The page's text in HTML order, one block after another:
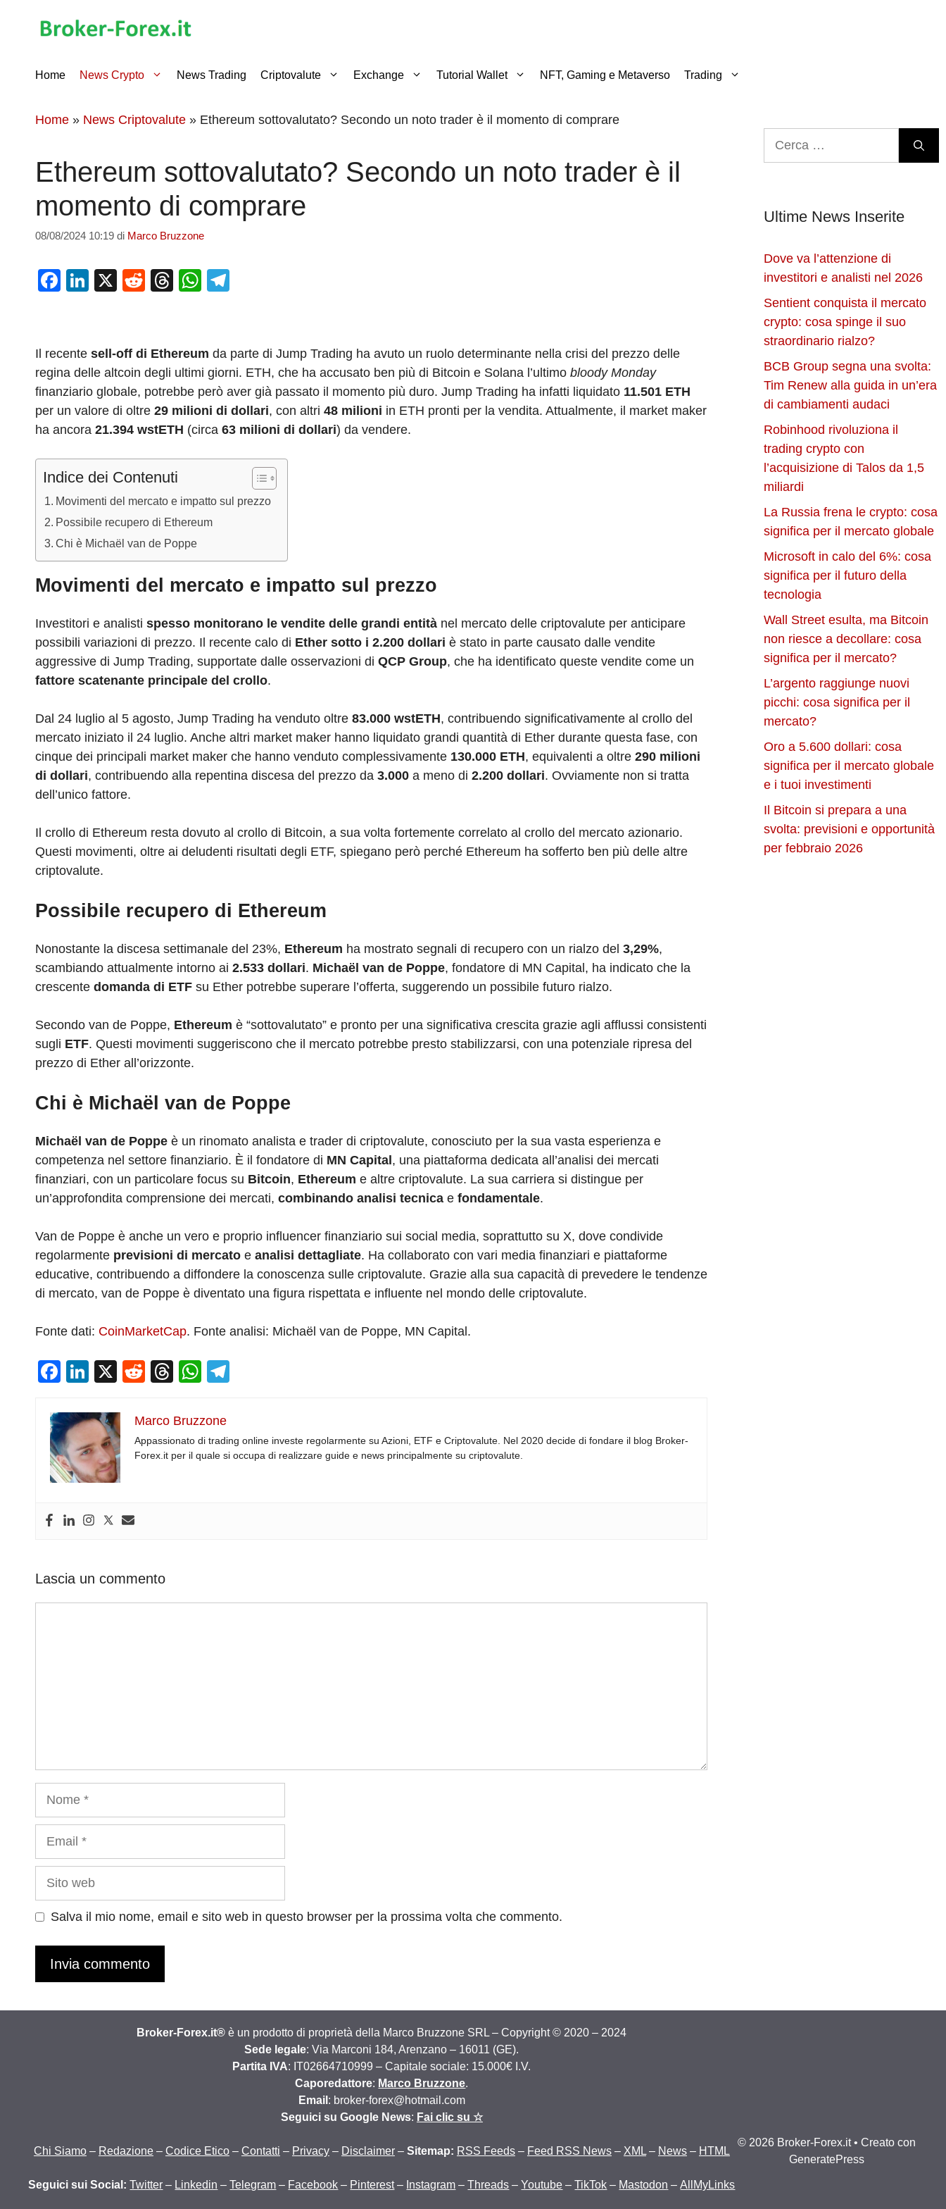
Home News Crypto News Trading Criptovalute Exchange Tutorial Wallet NFT, Gaming e Metaverso Trading
Home » News Criptovalute » Ethereum sottovalutato? Secondo un noto trader è il momento di comprare
Ethereum sottovalutato? Secondo un noto trader è il
momento di comprare
08/08/2024 10:19 di Marco Bruzzone
F
e
b
o
o
k
Li
e
dI
n
X
R
di
t
T
a
d
s
W
s
A
p
p
gr
a
m
Il recente sell-off di Ethereum da parte di Jump Trading ha avuto un ruolo determinante nella crisi del prezzo delle
regina delle altcoin degli ultimi giorni. ETH, che ha accusato ben più di Bitcoin e Solana l’ultimo bloody Monday
finanziario globale, potrebbe però aver già passato il momento più duro. Jump Trading ha infatti liquidato 11.501 ETH
per un valore di oltre 29 milioni di dollari, con altri 48 milioni in ETH pronti per la vendita. Attualmente, il market maker
ha ancora 21.394 wstETH (circa 63 milioni di dollari) da vendere.
Indice dei Contenuti
Movimenti del mercato e impatto sul prezzo
Possibile recupero di Ethereum
Chi è Michaël van de Poppe
Movimenti del mercato e impatto sul prezzo
Investitori e analisti spesso monitorano le vendite delle grandi entità nel mercato delle criptovalute per anticipare
possibili variazioni di prezzo. Il recente calo di Ether sotto i 2.200 dollari è stato in parte causato dalle vendite
aggressive di Jump Trading, supportate dalle osservazioni di QCP Group, che ha identificato queste vendite come un
fattore scatenante principale del crollo.
Dal 24 luglio al 5 agosto, Jump Trading ha venduto oltre 83.000 wstETH, contribuendo significativamente al crollo del
mercato iniziato il 24 luglio. Anche altri market maker hanno liquidato grandi quantità di Ether durante questa fase, con
cinque dei principali market maker che hanno venduto complessivamente 130.000 ETH, equivalenti a oltre 290 milioni
di dollari, contribuendo alla repentina discesa del prezzo da 3.000 a meno di 2.200 dollari. Ovviamente non si tratta
dell’unico fattore.
Il crollo di Ethereum resta dovuto al crollo di Bitcoin, a sua volta fortemente correlato al crollo del mercato azionario.
Questi movimenti, oltre ai deludenti risultati degli ETF, spiegano però perché Ethereum ha sofferto ben più delle altre
criptovalute.
Possibile recupero di Ethereum
Nonostante la discesa settimanale del 23%, Ethereum ha mostrato segnali di recupero con un rialzo del 3,29%,
scambiando attualmente intorno ai 2.533 dollari. Michaël van de Poppe, fondatore di MN Capital, ha indicato che la
crescente domanda di ETF su Ether potrebbe superare l’offerta, suggerendo un possibile futuro rialzo.
Secondo van de Poppe, Ethereum è “sottovalutato” e pronto per una significativa crescita grazie agli afflussi consistenti
sugli ETF. Questi movimenti suggeriscono che il mercato potrebbe presto stabilizzarsi, con una potenziale ripresa del
prezzo di Ether all’orizzonte.
Chi è Michaël van de Poppe
Michaël van de Poppe è un rinomato analista e trader di criptovalute, conosciuto per la sua vasta esperienza e
competenza nel settore finanziario. È il fondatore di MN Capital , una piattaforma dedicata all’analisi dei mercati
finanziari, con un particolare focus su Bitcoin, Ethereum e altre criptovalute. La sua carriera si distingue per
un’approfondita comprensione dei mercati, combinando analisi tecnica e fondamentale.
Van de Poppe è anche un vero e proprio influencer finanziario sui social media, soprattutto su X, dove condivide
regolarmente previsioni di mercato e analisi dettagliate. Ha collaborato con vari media finanziari e piattaforme
educative, contribuendo a diffondere la conoscenza sulle criptovalute. Grazie alla sua capacità di prevedere le tendenze
di mercato, van de Poppe è diventato una figura rispettata e influente nel mondo delle criptovalute.
Fonte dati: CoinMarketCap. Fonte analisi: Michaël van de Poppe, MN Capital.
F
c
e
b
o
k
Li
k
e
dI
n
X
R
d
di
t
T
e
a
d
W
at
s
A
gr
a
Marco Bruzzone
Appassionato di trading online investe regolarmente su Azioni, ETF e Criptovalute. Nel 2020 decide di fondare il blog Broker-
Forex.it per il quale si occupa di realizzare guide e news principalmente su criptovalute.
Lascia un commento
Sito
Salva il mio nome, email e sito web in questo browser per la prossima volta che commento.
Ultime News Inserite
Dove va l’attenzione di
investitori e analisti nel 2026
Sentient conquista il mercato
crypto: cosa spinge il suo
straordinario rialzo?
BCB Group segna una svolta:
Tim Renew alla guida in un’era
di cambiamenti audaci
Robinhood rivoluziona il
trading crypto con
l’acquisizione di Talos da 1,5
miliardi
La Russia frena le crypto: cosa
significa per il mercato globale
Microsoft in calo del 6%: cosa
significa per il futuro della
tecnologia
Wall Street esulta, ma Bitcoin
non riesce a decollare: cosa
significa per il mercato?
L’argento raggiunge nuovi
picchi: cosa significa per il
mercato?
Oro a 5.600 dollari: cosa
significa per il mercato globale
e i tuoi investimenti
Il Bitcoin si prepara a una
svolta: previsioni e opportunità
per febbraio 2026
Broker-Forex.it® è un prodotto di proprietà della Marco Bruzzone SRL – Copyright © 2020 – 2024
Sede legale: Via Marconi 184, Arenzano – 16011 (GE).
Partita IVA: IT02664710999 – Capitale sociale: 15.000€ I.V.
Caporedattore: Marco Bruzzone.
Email : broker-forex@hotmail.com
Seguici su Google News: Fai clic su ☆
Chi Siamo– Redazione– Codice Etico– Contatti – Privacy– Disclaimer– Sitemap: RSS Feeds– Feed RSS News– XML– News– HTML
Seguici sui Social: Twitter – Linkedin –Telegram – Facebook – Pinterest– Instagram –Threads –Youtube –TikTok – Mastodon –AllMyLinks
© 2026 Broker-Forex.it• Creato con
GeneratePress